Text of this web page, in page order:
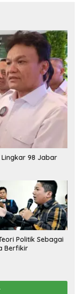
Lingkar 98 Jabar
Politik Sebagai
Berfikir